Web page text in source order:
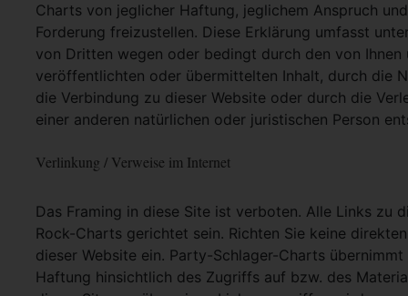
Charts von jeglicher Haftung, jeglichem Anspruch
Forderung freizustellen. Diese Erklärung umfasst
von Dritten wegen oder bedingt durch den von Ihnen
veröffentlichten oder übermittelten Inhalt, durch die
die Verbindung zu dieser Website oder durch die
einer anderen natürlichen oder juristischen Person
Verlinkung / Verweise im Internet
Das Framing in diese Site ist verboten. Alle Links zu
Rock-Charts gerichtet sein. Richten Sie keine
dieser Website ein. Party-Schlager-Charts
Haftung hinsichtlich des Zugriffs auf bzw. des